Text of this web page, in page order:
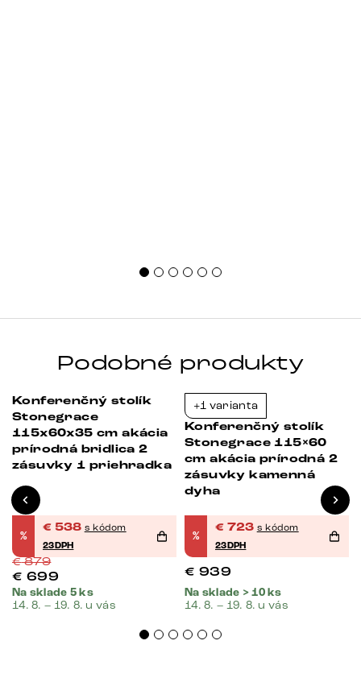
Podobné produkty
Bestseller -39%
Konferenčný stolík
Stonegrace
115x60x35 cm akácia
prírodná bridlica 2
zásuvky 1 priehradka
%
€ 538 s kódom
23DPH
€879
€ 699
Na sklade 5 ks
14. 8. – 19. 8. u vás
Bestseller
+1 varianta
Konferenčný stolík
Stonegrace 115×60
cm akácia prírodná 2
zásuvky kamenná
dyha
%
€ 723 s kódom
23DPH
€ 939
Na sklade > 10 ks
14. 8. – 19. 8. u vás